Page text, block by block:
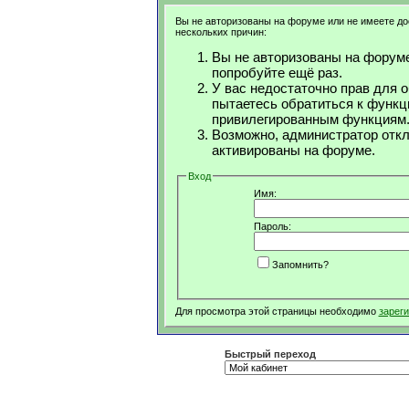
Вы не авторизованы на форуме или не имеете
нескольких причин:
Вы не авторизованы на
попробуйте ещё раз.
У вас недостаточно прав для
пытаетесь обратиться к
привилегированным функциям.
Возможно, администратор
активированы на форуме.
Вход
Имя:
Пароль:
Запомнить?
Для просмотра этой страницы необходимо
Быстрый переход